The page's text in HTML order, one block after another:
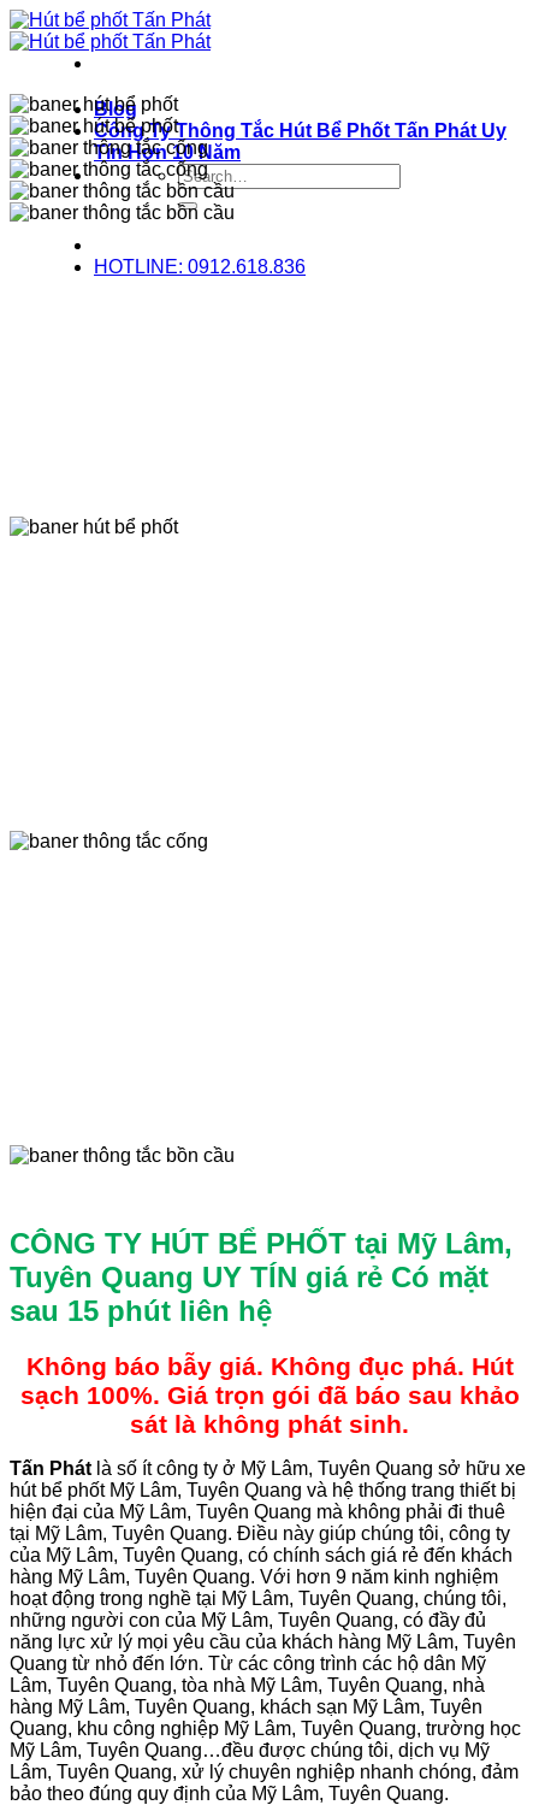
Bỏ
qua
Blog
Công Ty Thông Tắc Hút Bể Phốt Tấn Phát Uy
Tín Hơn 10 Năm
HOTLINE: 0912.618.836
CÔNG TY HÚT BỂ PHỐT tại Mỹ Lâm,
Tuyên Quang UY TÍN giá rẻ Có mặt
sau 15 phút liên hệ
Không báo bẫy giá. Không đục phá. Hút
sạch 100%. Giá trọn gói đã báo sau khảo
sát là không phát sinh.
Tấn Phát là số ít công ty ở Mỹ Lâm, Tuyên Quang sở hữu xe
hút bể phốt Mỹ Lâm, Tuyên Quang và hệ thống trang thiết bị
hiện đại của Mỹ Lâm, Tuyên Quang mà không phải đi thuê
tại Mỹ Lâm, Tuyên Quang. Điều này giúp chúng tôi, công ty
của Mỹ Lâm, Tuyên Quang, có chính sách giá rẻ đến khách
hàng Mỹ Lâm, Tuyên Quang. Với hơn 9 năm kinh nghiệm
hoạt động trong nghề tại Mỹ Lâm, Tuyên Quang, chúng tôi,
những người con của Mỹ Lâm, Tuyên Quang, có đầy đủ
năng lực xử lý mọi yêu cầu của khách hàng Mỹ Lâm, Tuyên
Quang từ nhỏ đến lớn. Từ các công trình các hộ dân Mỹ
Lâm, Tuyên Quang, tòa nhà Mỹ Lâm, Tuyên Quang, nhà
hàng Mỹ Lâm, Tuyên Quang, khách sạn Mỹ Lâm, Tuyên
Quang, khu công nghiệp Mỹ Lâm, Tuyên Quang, trường học
Mỹ Lâm, Tuyên Quang…đều được chúng tôi, dịch vụ Mỹ
Lâm, Tuyên Quang, xử lý chuyên nghiệp nhanh chóng, đảm
bảo theo đúng quy định của Mỹ Lâm, Tuyên Quang.